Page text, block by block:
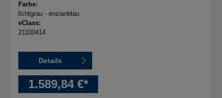
Farbe:
lichtgrau - enzianblau
eClass:
21100414
Details
1.589,84 €*